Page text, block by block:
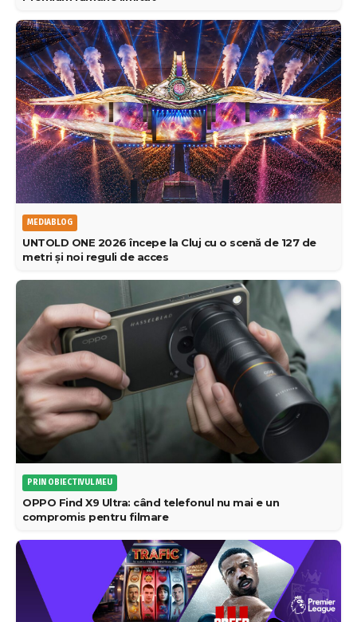
MEDIABLOG
UNTOLD ONE 2026 începe la Cluj cu o scenă de 127 de
metri și noi reguli de acces
PRIN OBIECTIVUL MEU
OPPO Find X9 Ultra: când telefonul nu mai e un
compromis pentru filmare